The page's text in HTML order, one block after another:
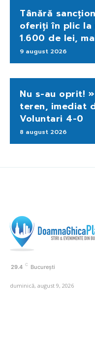
Tânără
oferiți în plic la
1.600 de lei,
9 august 2026
Nu s-au oprit!
teren, imediat
Voluntari 4-0
8 august 2026
29.4 C București
duminică, august 9, 2026